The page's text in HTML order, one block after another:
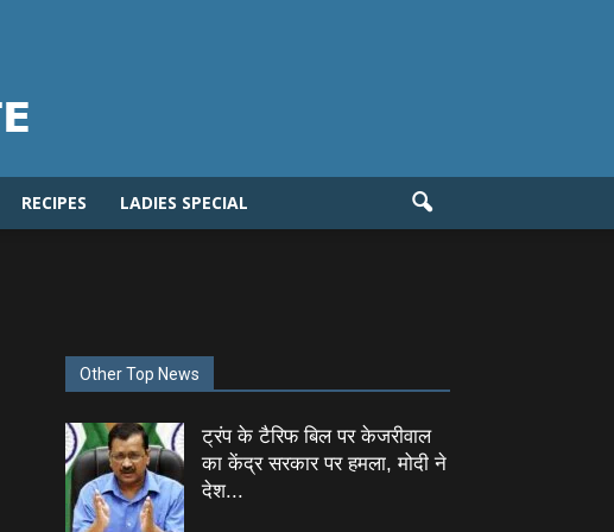
RECIPES LADIES SPECIAL
Other Top News
ट्रंप के टैरिफ बिल पर केजरीवाल
का केंद्र सरकार पर हमला, मोदी ने
देश...